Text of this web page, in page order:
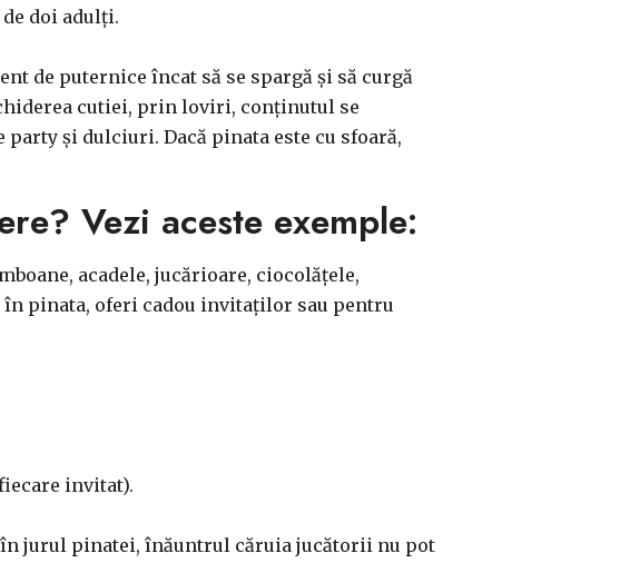
doi adulți.
de puternice încat să se spargă și să curgă
cutiei, prin loviri, conținutul se
și dulciuri. Dacă pinata este cu sfoară,
Vezi aceste exemple:
acadele, jucărioare, ciocolățele,
pinata, oferi cadou invitaților sau pentru
invitat).
jurul pinatei, înăuntrul căruia jucătorii nu pot